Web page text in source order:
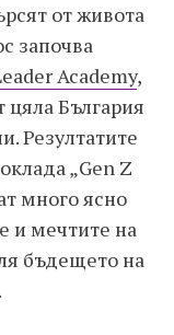
от живота
започва
Academy,
България
Резултатите
„Gen Z
много ясно
и мечтите на
бъдещето на